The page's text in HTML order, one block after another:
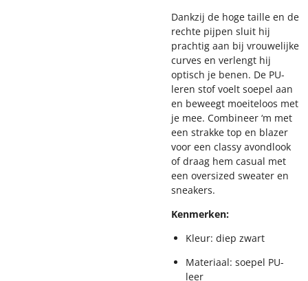
Dankzij de hoge taille en de
rechte pijpen sluit hij
prachtig aan bij vrouwelijke
curves en verlengt hij
optisch je benen. De PU-
leren stof voelt soepel aan
en beweegt moeiteloos met
je mee. Combineer ‘m met
een strakke top en blazer
voor een classy avondlook
of draag hem casual met
een oversized sweater en
sneakers.
Kenmerken:
Kleur: diep zwart
Materiaal: soepel PU-
leer